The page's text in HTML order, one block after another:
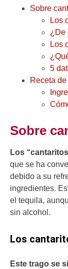
Sobre
Los
¿De
Los
5
Receta
Sobre
Los
que se ha
debido a su
ingredientes.
el tequila,
sin alcohol.
Los
Este trago se